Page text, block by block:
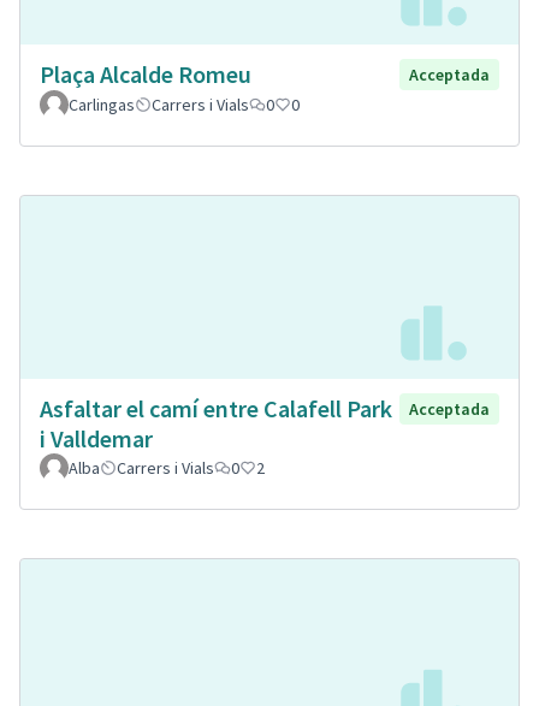
Plaça Alcalde Romeu
Acceptada
Carlingas
Carrers i Vials 0 0
Asfaltar el camí entre Calafell Park
i Valldemar
Acceptada
Alba Carrers i Vials 0 2